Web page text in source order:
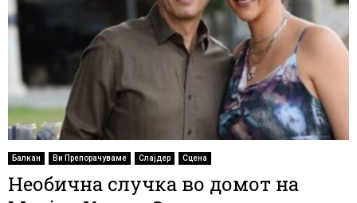
Балкан Ви Препорачуваме Слајдер Сцена
Необична случка во домот на